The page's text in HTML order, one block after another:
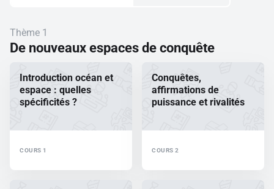
Se connecter
S'inscrire gratuitement
Pour profiter de 10 contenus offerts.
Thème 1
De nouveaux espaces de conquête
Introduction océan et
espace : quelles
spécificités ?
COURS 1
Conquêtes,
affirmations de
puissance et rivalités
COURS 2